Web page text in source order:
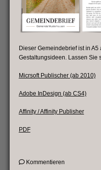
Dieser Gemeindebrief ist in
Gestaltungsideen. Lassen Sie
Micrsoft Publischer (ab 2010)
Adobe InDesign (ab CS4)
Affinity / Affinity Publisher
PDF
Kommentierenon